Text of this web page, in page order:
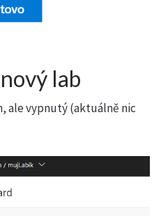
lab
ale vypnutý (aktuálně nic